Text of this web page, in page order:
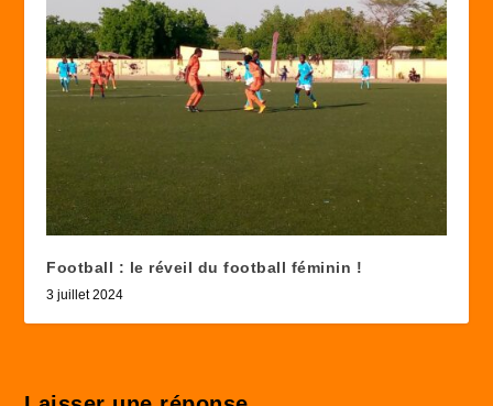
Football : le réveil du football féminin !
3 juillet 2024